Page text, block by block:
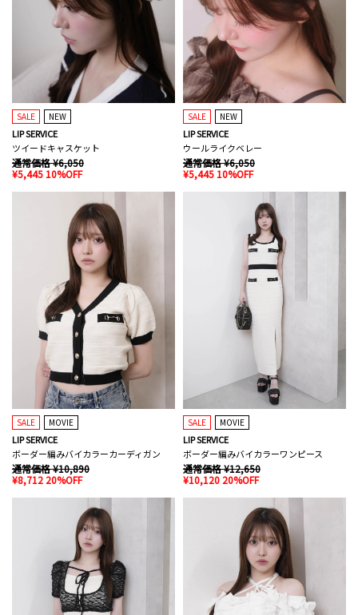
SALE NEW
LIP SERVICE
ツイードキャスケット
通常価格 ¥6,050
¥5,445 10%OFF
SALE NEW
LIP SERVICE
ウールライクベレー
通常価格 ¥6,050
¥5,445 10%OFF
SALE MOVIE
LIP SERVICE
ボーダー編みバイカラーカーディガン
通常価格 ¥10,890
¥8,712 20%OFF
SALE MOVIE
LIP SERVICE
ボーダー編みバイカラーワンピース
通常価格 ¥12,650
¥10,120 20%OFF